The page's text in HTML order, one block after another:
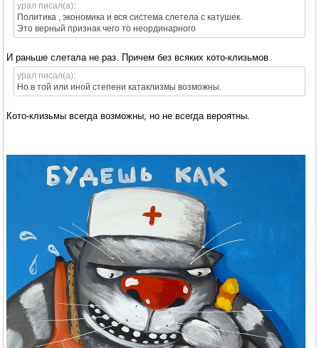
урал писал(а):
Политика , экономика и вся система слетела с катушек.
Это верный признак чего то неординарного
И раньше слетала не раз. Причем без всяких кото-клизьмов
урал писал(а):
Но в той или иной степени катаклизмы возможны.
Кото-клизьмы всегда возможны, но не всегда вероятны.